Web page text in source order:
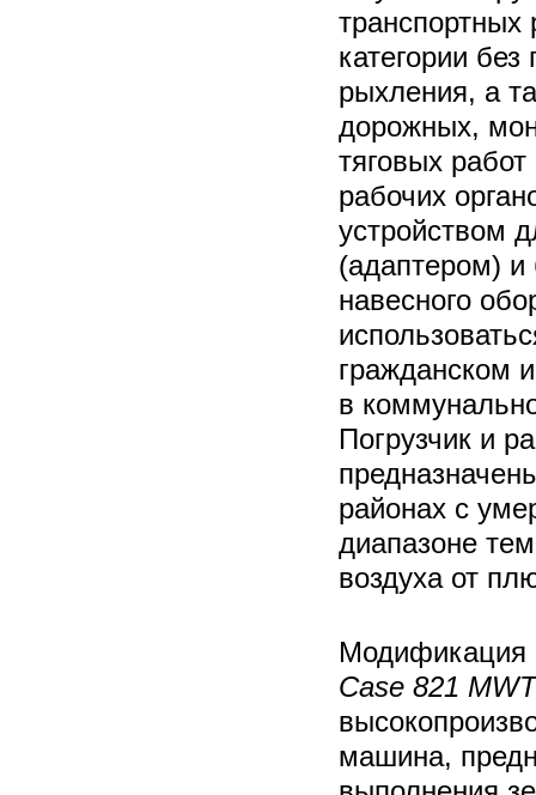
транспортных
категории без
рыхления, а
дорожных,
тяговых
рабочих
устройством
(адаптером)
навесного
гражданском
в
Погрузчик и
районах с
диапазоне
воздуха от
Модификация
Case 821
машина,